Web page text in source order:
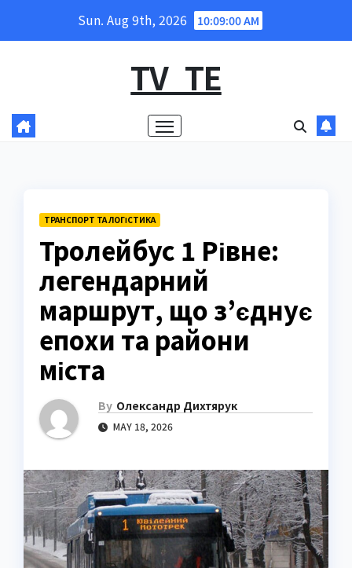
Sun. Aug 9th, 2026 10:09:01 AM
TV_TE
ТРАНСПОРТ ТА ЛОГІСТИКА
Тролейбус 1 Рівне:
легендарний
маршрут, що з’єднує
епохи та райони
міста
By Олександр Дихтярук
MAY 18, 2026